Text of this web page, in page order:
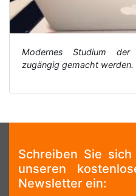
Modernes Studium
zugängig gemacht werden.
Schreiben Sie sich
unseren
Newsletter ein: